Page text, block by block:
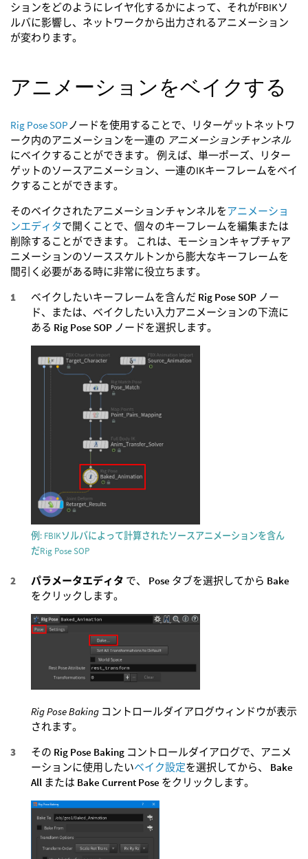
ションをどのようにレイヤ化するかによって、それがFBIKソ
ルバに影響し、ネットワークから出力されるアニメーション
が変わります。
アニメーションをベイクする
Rig Pose SOPノードを使用することで、リターゲットネットワ
ーク内のアニメーションを一連の アニメーションチャンネル
にベイクすることができます。 例えば、単一ポーズ、リター
ゲットのソースアニメーション、一連のIKキーフレームをベイ
クすることができます。
そのベイクされたアニメーションチャンネルをアニメーショ
ンエディタで開くことで、個々のキーフレームを編集または
削除することができます。 これは、モーションキャプチャア
ニメーションのソーススケルトンから膨大なキーフレームを
間引く必要がある時に非常に役立ちます。
ベイクしたいキーフレームを含んだ Rig Pose SOP ノー
ド、または、ベイクしたい入力アニメーションの下流に
ある Rig Pose SOP ノードを選択します。
例: FBIKソルバによって計算されたソースアニメーションを含ん
だRig Pose SOP
パラメータエディタ で、 Pose タブを選択してから Bake
をクリックします。
Rig Pose Baking コントロールダイアログウィンドウが表示
されます。
その Rig Pose Baking コントロールダイアログで、アニメ
ーションに使用したいベイク設定を選択してから、 Bake
All または Bake Current Pose をクリックします。